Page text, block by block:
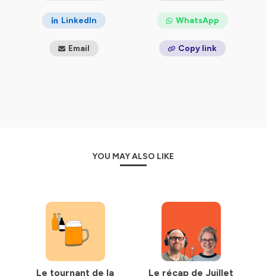
LinkedIn WhatsApp
Email Copy link
YOU MAY ALSO LIKE
Le tournant de la Le récap de Juillet